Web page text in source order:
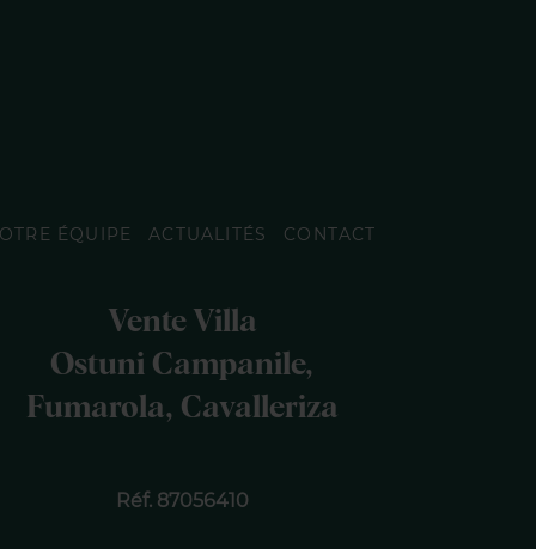
ÉQUIPE ACTUALITÉS CONTACT
Vente Villa
Ostuni Campanile,
Fumarola, Cavalleriza
Réf. 87056410